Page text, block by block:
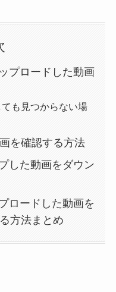
プロードした動画
も見つからない場
を確認する方法
した動画をダウン
ロードした動画を
方法まとめ